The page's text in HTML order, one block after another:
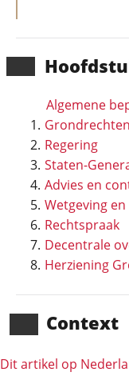
Algemene
Grondrechten
Regering
Staten-
Advies en
Wetgeving
Rechtspraak
Decentrale
Herziening
Context
Dit artikel op